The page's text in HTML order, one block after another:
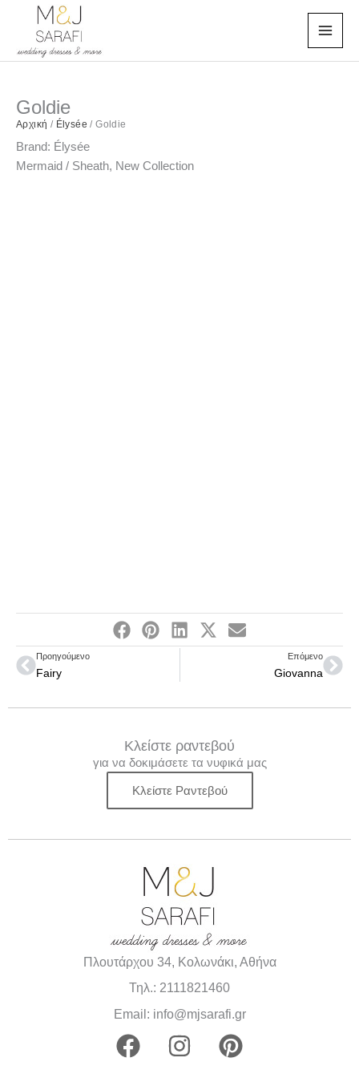
Μετάβαση
περιεχόμενο
Goldie
Αρχική / Élysée /Goldie
Brand: Élysée
Mermaid / Sheath, New Collection
PrevΠροηγούμενο
Fairy
Επόμενο
Giovanna
Κλείστε ραντεβού
για να δοκιμάσετε τα νυφικά μας
Κλείστε Ραντεβού
Πλουτάρχου 34, Κολωνάκι, Αθήνα
Τηλ.: 2111821460
Email: info@mjsarafi.gr
F
I
P